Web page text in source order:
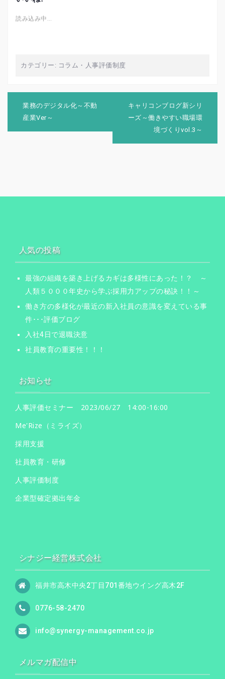
読み込み中…
カテゴリー: コラム ・ 人事評価制度
ゲ
業務のデジタル化～不動
産業Ver～
キャリコンブログ新シリ
ーズ～働きやすい職場環
境づくりvol.3～
人気の投稿
最強の組織を築き上げるカギは多様性にあった！？ ～
人類５０００年史から学ぶ採用力アップの秘訣！！～
働き方の多様化が最近の新入社員の意識を変えている事
件･･･評価ブログ
入社4日で退職決意
社員教育の重要性！！！
お知らせ
人事評価セミナー 2023/06/27 14:00-16:00
Me'Rize（ミライズ）
採用支援
社員教育・研修
人事評価制度
企業型確定拠出年金
シナジー経営株式会社
福井市高木中央2丁目701番地ウイング高木2F
0776-58-2470
info@synergy-management.co.jp
メルマガ配信中